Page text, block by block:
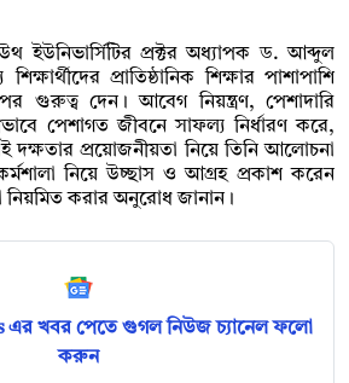
ইউনিভার্সিটির প্রক্টর অধ্যাপক ড. আব্দুল
প্রাতিষ্ঠানিক শিক্ষার পাশাপাশি
গুরুত্ব দেন। আবেগ নিয়ন্ত্রণ, পেশাদারি
পেশাগত জীবনে সাফল্য নির্ধারণ করে,
দক্ষতার প্রয়োজনীয়তা নিয়ে তিনি আলোচনা
নিয়ে উচ্ছাস ও আগ্রহ প্রকাশ করেন
নিয়মিত করার অনুরোধ জানান।
এর খবর পেতে গুগল নিউজ চ্যানেল ফলো
করুন